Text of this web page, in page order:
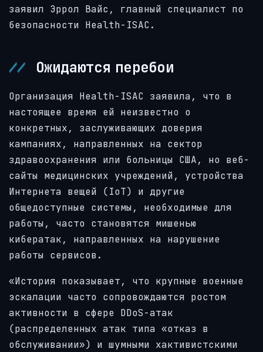
заявил Эррол Вайс, главный специалист по
безопасности Health-ISAC.
Ожидаются перебои
Организация Health-ISAC заявила, что в
настоящее время ей неизвестно о
конкретных, заслуживающих доверия
кампаниях, направленных на сектор
здравоохранения или больницы США, но веб-
сайты медицинских учреждений, устройства
Интернета вещей (IoT) и другие
общедоступные системы, необходимые для
работы, часто становятся мишенью
кибератак, направленных на нарушение
работы сервисов.
«История показывает, что крупные военные
эскалации часто сопровождаются ростом
активности в сфере DDoS-атак
(распределенных атак типа «отказ в
обслуживании») и шумными хактивистскими